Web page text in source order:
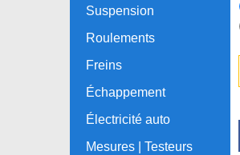
Suspension
Roulements
Freins
Échappement
Électricité auto
Mesures | Testeurs